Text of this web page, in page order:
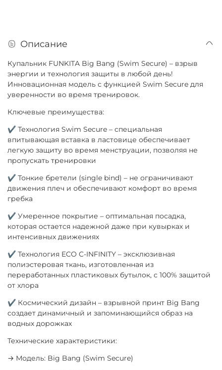
Описание
Купальник FUNKITA Big Bang (Swim Secure) – взрыв
энергии и технология защиты в любой день!
Инновационная модель с функцией Swim Secure для
уверенности во время тренировок.
Ключевые преимущества:
✔ Технология Swim Secure – специальная
впитывающая вставка в ластовице обеспечивает
легкую защиту во время менструации, позволяя не
пропускать тренировки
✔ Тонкие бретели (single bind) – не ограничивают
движения плеч и обеспечивают комфорт во время
гребка
✔ Умеренное покрытие – оптимальная посадка,
которая остается надежной даже при кувырках и
интенсивных движениях
✔ Технология ECO C-INFINITY – эксклюзивная
полиэстеровая ткань, изготовленная из
переработанных пластиковых бутылок, с 100% защитой
от хлора
✔ Космический дизайн – взрывной принт Big Bang
создает динамичный и запоминающийся образ на
водных дорожках
Технические характеристики:
→ Модель: Big Bang (Swim Secure)